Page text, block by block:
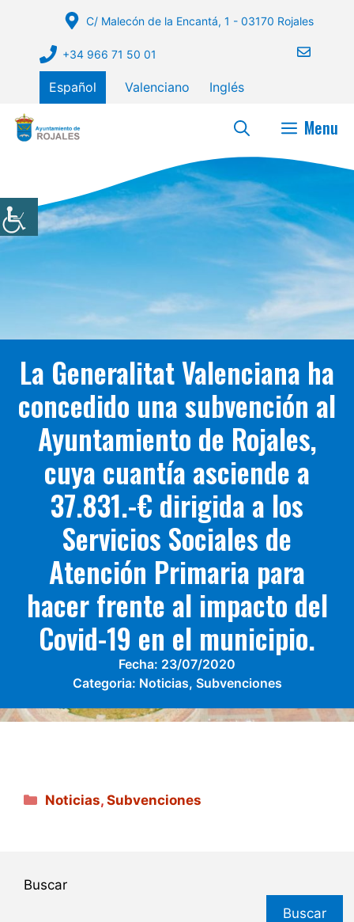
contenido
C/ Malecón de la Encantá, 1 - 03170 Rojales
+34 966 71 50 01
Español Valenciano Inglés
Menu
La Generalitat Valenciana ha
concedido una subvención al
Ayuntamiento de Rojales,
cuya cuantía asciende a
37.831.-€ dirigida a los
Servicios Sociales de
Atención Primaria para
hacer frente al impacto del
Covid-19 en el municipio.
Fecha: 23/07/2020
Categoria: Noticias, Subvenciones
Categorías
Noticias,Subvenciones
Buscar
Buscar